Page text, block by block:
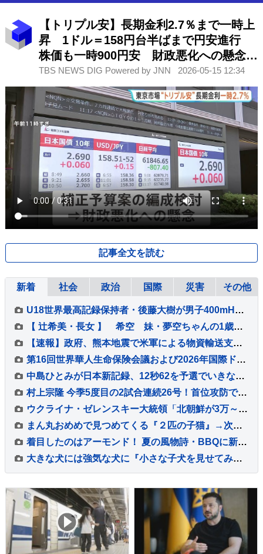
【トリプル安】長期金利2.7％まで一時上
昇 1ドル＝158円台半ばまで円安進行
株価も一時900円安 財政悪化への懸念か
ら
TBS NEWS DIG Powered by JNN 2026-05-15 12:34
記事全文を読む
新着 社会 政治 国際 災害 その他
U18世界最高記録保持者・後藤大樹が男子400mHで決勝進出！49秒19の組1着でファイナルへ【U20世界陸上】
【 辻希美・長女 】 希空 妹・夢空ちゃんの1歳誕生日を祝福 「毎日可愛くて可愛くて見るだけで癒されてるよ」 「姉妹で沢山お出かけしたりしようね」
【速報】政府、熊本地震で米軍による物資輸送支援受け入れへ 小泉防衛大臣が発表
第16回世界華人生命保険会議および2026年国際ドラゴン賞（IDA）年次会議が盛大に開催
中島ひとみが日本新記録、12秒62を予選でいきなりマーク、福部真子の記録を2年ぶりに更新【陸上・富士北麓ワールドトライアル】
村上宗隆 今季5度目の2試合連続26号！首位攻防での2戦連発に本拠地ファン大熱狂、連敗中のチームに勢いつける
ウクライナ・ゼレンスキー大統領「北朝鮮が3万～5万人のロシア派兵決定」韓国に協力呼びかけ
まん丸おめめで見つめてくる『２匹の子猫』→次の瞬間…たまらなく可愛い『表情の変化』に１万いいね「旦那様ニャイス」「たまらんすぎる」
着目したのはアーモンド！ 夏の風物詩・BBQに新たな楽しみ方「グリルピア池袋 アーモンドまみれBBQフェス」
大きな犬には強気な犬に『小さな子犬を見せてみた』結果…守らなければいけないと理解している『尊い光景』が30万再生「愛情深い」「いい子」